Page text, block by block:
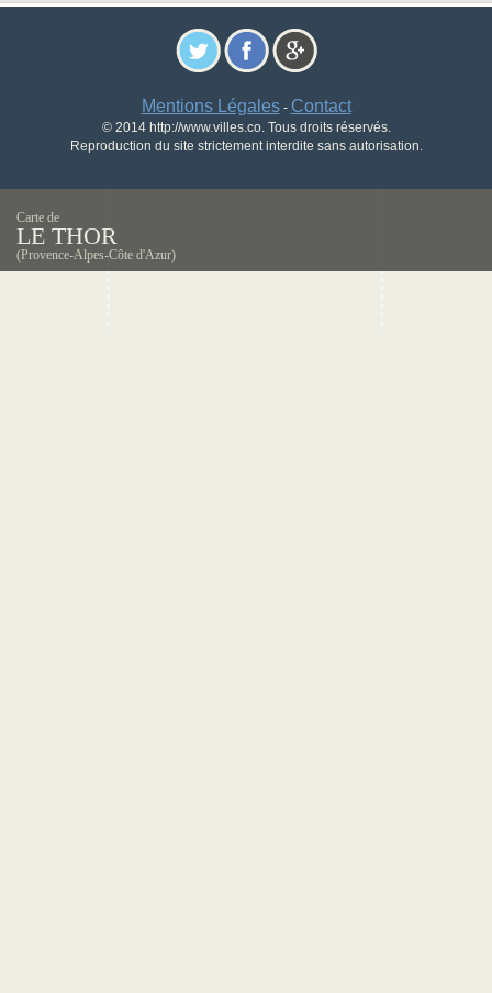
Mentions Légales- Contact
© 2014 http://www.villes.co. Tous droits réservés.
Reproduction du site strictement interdite sans autorisation.
Carte de
LE THOR
(Provence-Alpes-Côte d'Azur)